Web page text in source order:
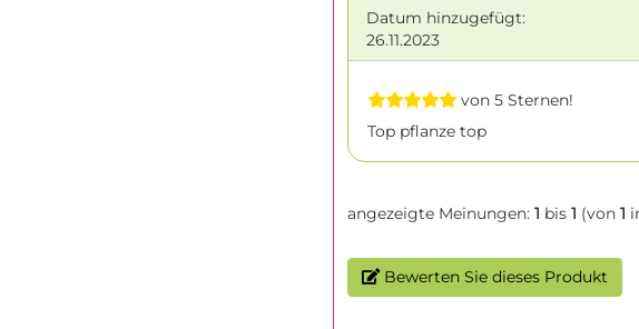
Datum hinzugefügt:
26.11.2023
von 5 Sternen!
Top pflanze top
angezeigte Meinungen: 1 bis 1 (von 1
Bewerten Sie dieses Produkt